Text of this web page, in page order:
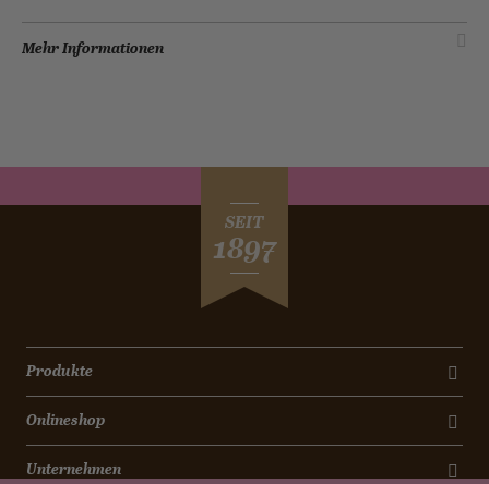
Mehr Informationen
SEIT
1897
Produkte
Onlineshop
Unternehmen